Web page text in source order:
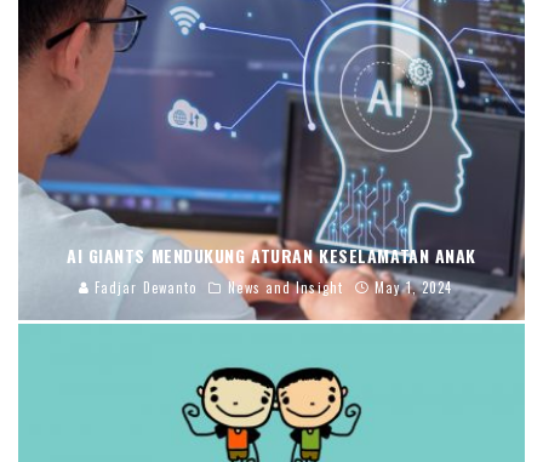
AI GIANTS MENDUKUNG ATURAN KESELAMATAN ANAK
Fadjar Dewanto News and Insight May 1, 2024